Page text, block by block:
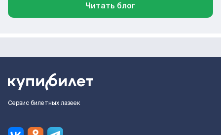
Читать блог
Сервис билетных лазеек